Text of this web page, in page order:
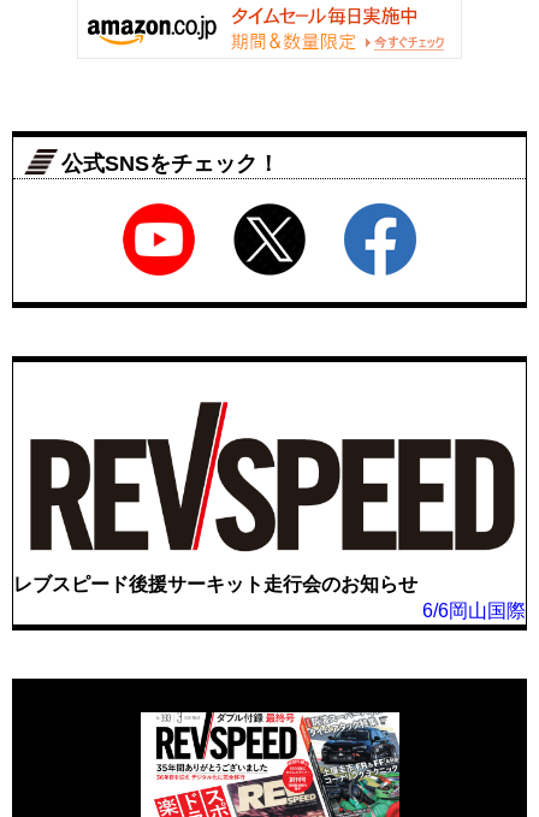
公式SNSをチェック！
レブスピード後援サーキット走行会のお知らせ
6/6岡山国際